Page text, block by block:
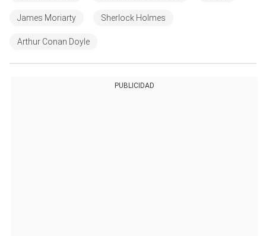
James Moriarty Sherlock Holmes
Arthur Conan Doyle
PUBLICIDAD